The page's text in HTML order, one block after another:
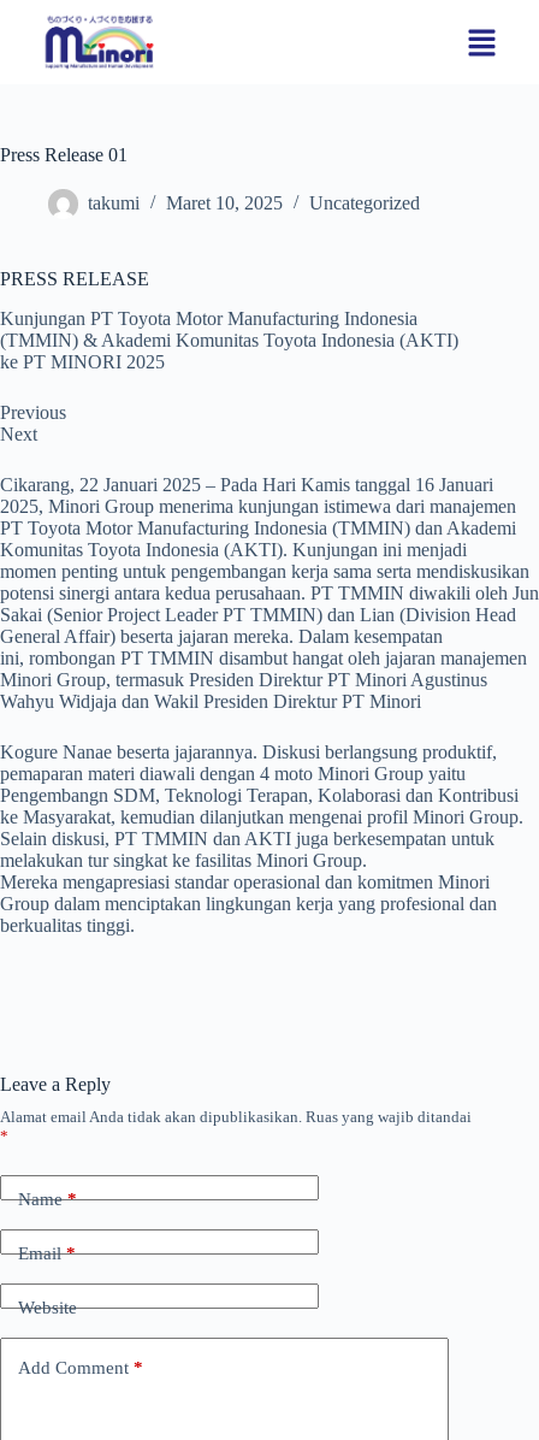
Press Release 01
takumi Maret 10, 2025 Uncategorized
PRESS RELEASE
Kunjungan PT Toyota Motor Manufacturing Indonesia
(TMMIN) & Akademi Komunitas Toyota Indonesia (AKTI)
ke PT MINORI 2025
Previous
Next
Cikarang, 22 Januari 2025 – Pada Hari Kamis tanggal 16 Januari
2025, Minori Group menerima kunjungan istimewa dari manajemen
PT Toyota Motor Manufacturing Indonesia (TMMIN) dan Akademi
Komunitas Toyota Indonesia (AKTI). Kunjungan ini menjadi
momen penting untuk pengembangan kerja sama serta mendiskusikan
potensi sinergi antara kedua perusahaan. PT TMMIN diwakili oleh Jun
Sakai (Senior Project Leader PT TMMIN) dan Lian (Division Head
General Affair) beserta jajaran mereka. Dalam kesempatan
ini, rombongan PT TMMIN disambut hangat oleh jajaran manajemen
Minori Group, termasuk Presiden Direktur PT Minori Agustinus
Wahyu Widjaja dan Wakil Presiden Direktur PT Minori
Kogure Nanae beserta jajarannya. Diskusi berlangsung produktif,
pemaparan materi diawali dengan 4 moto Minori Group yaitu
Pengembangn SDM, Teknologi Terapan, Kolaborasi dan Kontribusi
ke Masyarakat, kemudian dilanjutkan mengenai profil Minori Group.
Selain diskusi, PT TMMIN dan AKTI juga berkesempatan untuk
melakukan tur singkat ke fasilitas Minori Group.
Mereka mengapresiasi standar operasional dan komitmen Minori
Group dalam menciptakan lingkungan kerja yang profesional dan
berkualitas tinggi.
Leave a Reply
Alamat email Anda tidak akan dipublikasikan. Ruas yang wajib ditandai
*
Name*
Email*
Website
Add Comment *